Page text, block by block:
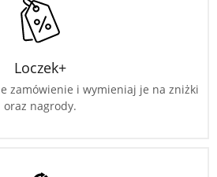
Loczek+
zamówienie i wymieniaj je na zniżki
oraz nagrody.